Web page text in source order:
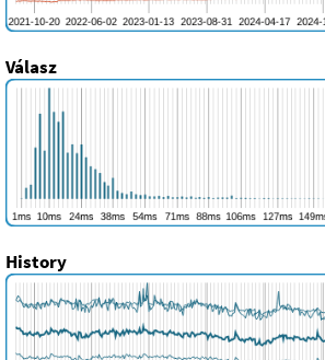
Válasz
History